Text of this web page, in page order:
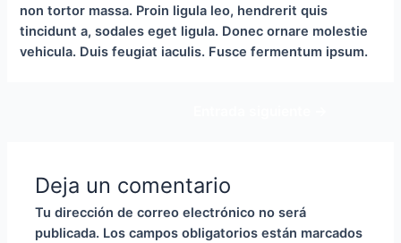
non tortor massa. Proin ligula leo, hendrerit quis
tincidunt a, sodales eget ligula. Donec ornare molestie
vehicula. Duis feugiat iaculis. Fusce fermentum ipsum.
Deja un comentario
Tu dirección de correo electrónico no será
publicada. Los campos obligatorios están marcados